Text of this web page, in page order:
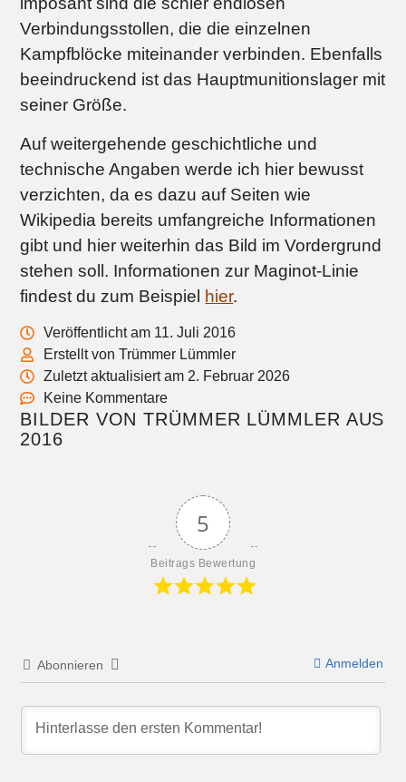
Verbindungsstollen, die die einzelnen
Kampfblöcke miteinander verbinden. Ebenfalls
beeindruckend ist das Hauptmunitionslager mit
seiner Größe.
Auf weitergehende geschichtliche und
technische Angaben werde ich hier bewusst
verzichten, da es dazu auf Seiten wie
Wikipedia bereits umfangreiche Informationen
gibt und hier weiterhin das Bild im Vordergrund
stehen soll. Informationen zur Maginot-Linie
findest du zum Beispiel hier.
Veröffentlicht am 11. Juli 2016
Erstellt von Trümmer Lümmler
Zuletzt aktualisiert am 2. Februar 2026
Keine Kommentare
BILDER VON TRÜMMER LÜMMLER AUS
2016
5
Beitrags Bewertung
Abonnieren Anmelden